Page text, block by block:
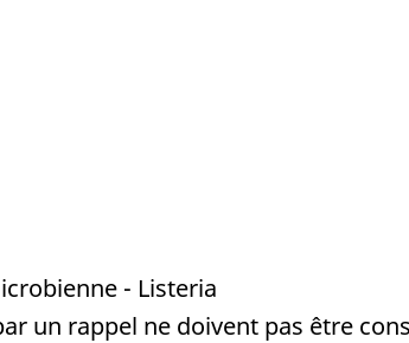
- Listeria
un rappel ne doivent pas être